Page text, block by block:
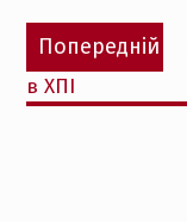
Навігація
записів
Попередній
в ХПІ